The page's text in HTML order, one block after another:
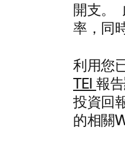
開支。
率，同
利用您
TEI報
投資回
的相關